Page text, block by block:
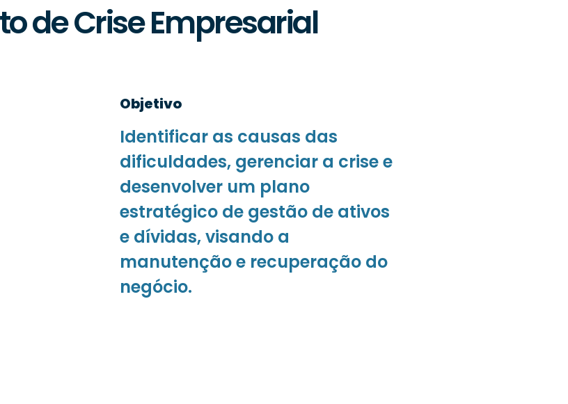
de Crise Empresarial
Objetivo
Identificar as causas das
dificuldades, gerenciar a crise e
desenvolver um plano
estratégico de gestão de ativos
e dívidas, visando a
manutenção e recuperação do
negócio.